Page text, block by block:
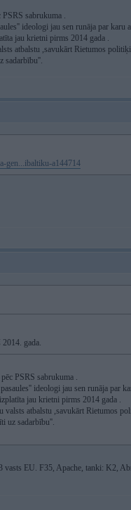
sabrukuma .
ideologi jau sen runāja par
jau krietni pirms 2014 gada .
atbalstu ,savukārt Rietumos
sadarbību''.
gen...ibaltiku-a144714
gada.
PSRS sabrukuma .
ideologi jau sen runāja par
jau krietni pirms 2014 gada .
atbalstu ,savukārt Rietumos
uz sadarbību''.
vasts EU. F35, Apache, tanki: K2,